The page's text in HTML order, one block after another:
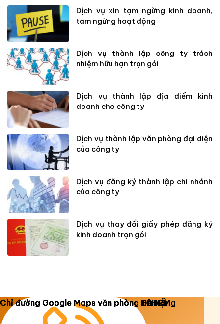
Dịch vụ xin tạm ngừng kinh doanh,
tạm ngừng hoạt động
Dịch vụ thành lập công ty trách
nhiệm hữu hạn trọn gói
Dịch vụ thành lập địa điểm kinh
doanh cho công ty
Dịch vụ thành lập văn phòng đại diện
của công ty
Dịch vụ đăng ký thành lập chi nhánh
của công ty
Dịch vụ thay đổi giấy phép đăng ký
kinh doanh trọn gói
Copyright 2026 © Luật Dương Gia